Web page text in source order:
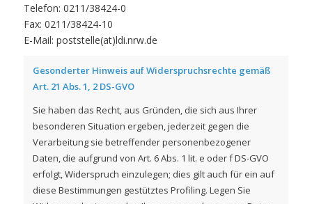
Telefon: 0211/38424-0
Fax: 0211/38424-10
E-Mail: poststelle(at)ldi.nrw.de
Gesonderter Hinweis auf Widerspruchsrechte gemäß
Art. 21 Abs. 1, 2 DS-GVO
Sie haben das Recht, aus Gründen, die sich aus Ihrer
besonderen Situation ergeben, jederzeit gegen die
Verarbeitung sie betreffender personenbezogener
Daten, die aufgrund von Art. 6 Abs. 1 lit. e oder f DS-GVO
erfolgt, Widerspruch einzulegen; dies gilt auch für ein auf
diese Bestimmungen gestütztes Profiling. Legen Sie